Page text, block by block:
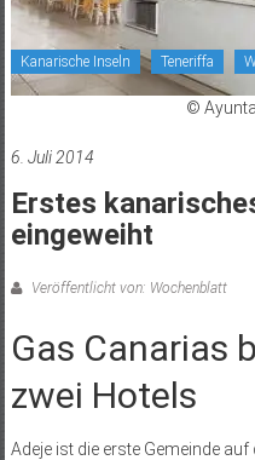
Kanarische Inseln Teneriffa
©
6. Juli 2014
Erstes
eingeweiht
Veröffentlicht von: Wochenblatt
Gas Canarias
zwei Hotels
Adeje ist die erste Gemeinde